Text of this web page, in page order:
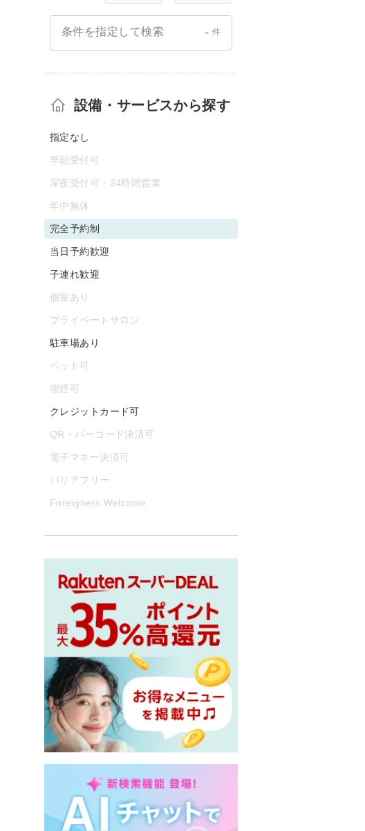
条件を指定して検索 - 件
設備・サービスから探す
指定なし
早朝受付可
深夜受付可・24時間営業
年中無休
完全予約制
当日予約歓迎
子連れ歓迎
個室あり
プライベートサロン
駐車場あり
ペット可
喫煙可
クレジットカード可
QR・バーコード決済可
電子マネー決済可
バリアフリー
Foreigners Welcome